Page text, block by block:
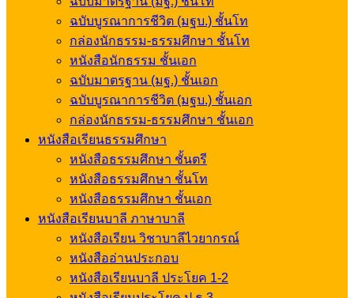
ฉบับบูรณาการชีวิต (มฐบ.) ชั้นโท
กล่องนักธรรม-ธรรมศึกษา ชั้นโท
หนังสือนักธรรม ชั้นเอก
ฉบับมาตรฐาน (มฐ.) ชั้นเอก
ฉบับบูรณาการชีวิต (มฐบ.) ชั้นเอก
กล่องนักธรรม-ธรรมศึกษา ชั้นเอก
หนังสือเรียนธรรมศึกษา
หนังสือธรรมศึกษา ชั้นตรี
หนังสือธรรมศึกษา ชั้นโท
หนังสือธรรมศึกษา ชั้นเอก
หนังสือเรียนบาลี ภาษาบาลี
หนังสือเรียน วิชาบาลีไวยากรณ์
หนังสืออ่านประกอบ
หนังสือเรียนบาลี ประโยค 1-2